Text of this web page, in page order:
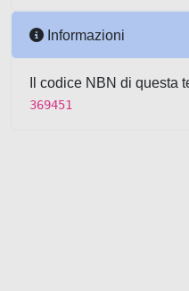
Informazioni
Il codice NBN di questa
369451